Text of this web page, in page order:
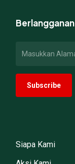
Siapa Kami